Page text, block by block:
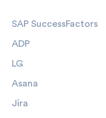
SAP SuccessFactors
ADP
LG
Asana
Jira